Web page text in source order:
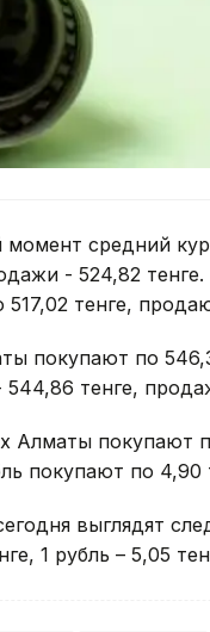
средний
- 524,82
тенге,
покупают по
тенге,
Алматы покупают
покупают по 4,90
выглядят
1 рубль – 5,05